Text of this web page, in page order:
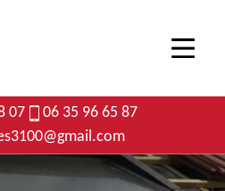
07
06 35 96 65 87